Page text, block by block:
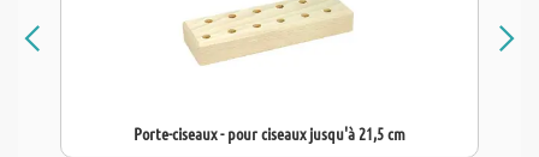
Porte-ciseaux - pour ciseaux jusqu'à 21,5 cm